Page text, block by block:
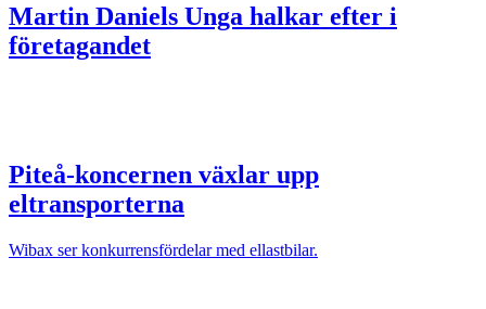
Martin Daniels Unga halkar efter i
företagandet
Piteå-koncernen växlar upp
eltransporterna
Wibax ser konkurrensfördelar med ellastbilar.